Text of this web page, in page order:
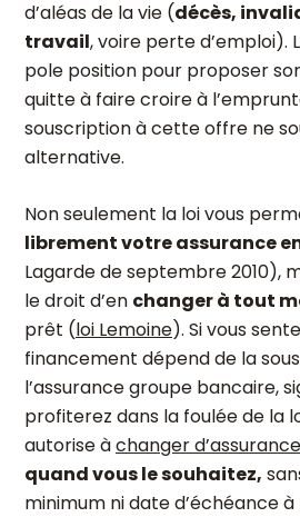
d’aléas de la vie (décès,
travail, voire perte d’emploi).
pole position pour proposer
quitte à faire croire à
souscription à cette offre ne
alternative.
Non seulement la loi vous
librement votre assurance
Lagarde de septembre 2010),
le droit d’en changer à tout
prêt (loi Lemoine). Si vous
financement dépend de la
l’assurance groupe bancaire,
profiterez dans la foulée de la
autorise àchanger
quand vous le souhaitez,
minimum ni date d’échéance